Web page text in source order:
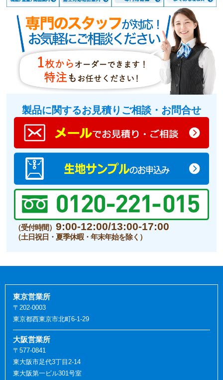
製品に関するお見積りご相談・お問合せ
（受付時間）9:00-12:00/13:00-17:00
（土日祝日・夏季休暇・年末年始を除く）
東京営業所
〒202-0003
東京都西東京市北町6-1-29
大阪営業所
〒577-0841
東大阪市足代3丁目2-14
東大阪第一ビル301号室